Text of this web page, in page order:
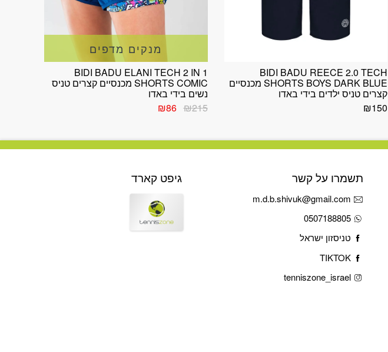
BIDI BADU REECE 2.0 TECH
SHORTS BOYS DARK BLUE מכנסיים
קצרים טניס ילדים בידי באדו
₪150
מנקים מדפים
BIDI BADU ELANI TECH 2 IN 1
SHORTS COMIC מכנסיים קצרים טניס
נשים בידי באדו
₪215 המחיר
₪215.
₪86
₪86.
תשמרו על קשר
m.d.b.shivuk@gmail.com
0507188805
טניסזון ישראל
TIKTOK
tenniszone_israel
גיפט קארד